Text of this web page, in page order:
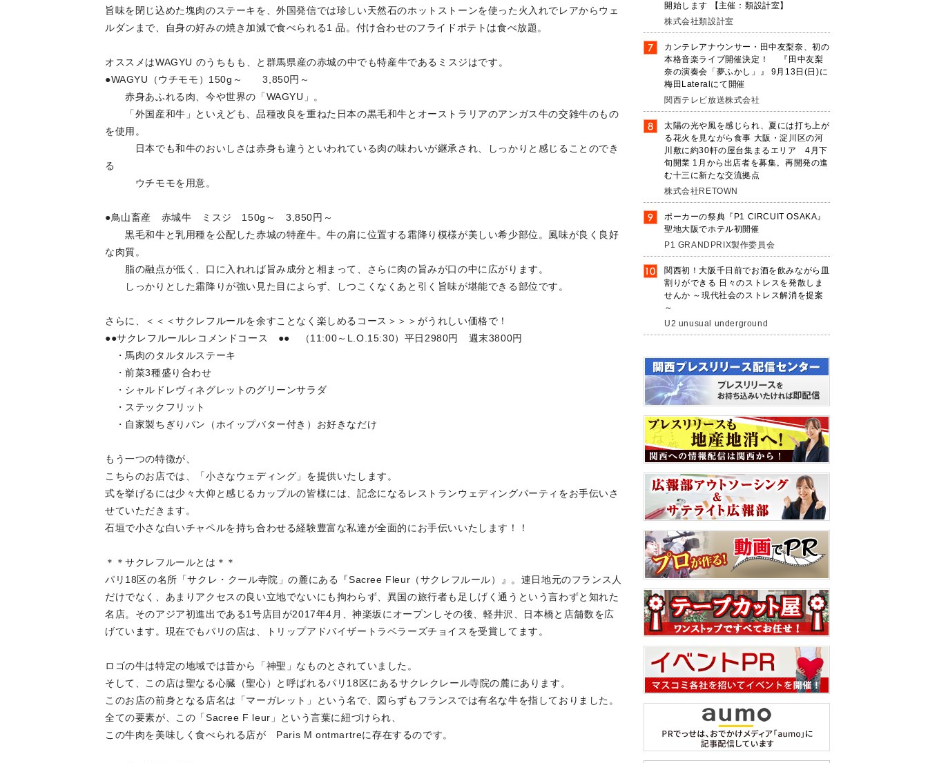
旨味を閉じ込めた塊肉のステーキを、外国発信では珍しい天然石のホットストーンを使った火入れでレアからウェ
ルダンまで、自身の好みの焼き加減で食べられる1 品。付け合わせのフライドポテトは食べ放題。
オススメはWAGYU のうちもも、と群馬県産の赤城の中でも特産牛であるミスジはです。
●WAGYU（ウチモモ）150g～ 3,850円～
赤身あふれる肉、今や世界の「WAGYU」。
「外国産和牛」といえども、品種改良を重ねた日本の黒毛和牛とオーストラリアのアンガス牛の交雑牛のもの
を使用。
日本でも和牛のおいしさは赤身も違うといわれている肉の味わいが継承され、しっかりと感じることのでき
る
ウチモモを用意。
●鳥山畜産 赤城牛 ミスジ 150g～ 3,850円～
黒毛和牛と乳用種を公配した赤城の特産牛。牛の肩に位置する霜降り模様が美しい希少部位。風味が良く良好
な肉質。
脂の融点が低く、口に入れれば旨み成分と相まって、さらに肉の旨みが口の中に広がります。
しっかりとした霜降りが強い見た目によらず、しつこくなくあと引く旨味が堪能できる部位です。
さらに、＜＜＜サクレフルールを余すことなく楽しめるコース＞＞＞がうれしい価格で！
●●サクレフルールレコメンドコース ●● （11:00～L.O.15:30）平日2980円 週末3800円
・馬肉のタルタルステーキ
・前菜3種盛り合わせ
・シャルドレヴィネグレットのグリーンサラダ
・ステックフリット
・自家製ちぎりパン（ホイップバター付き）お好きなだけ
もう一つの特徴が、
こちらのお店では、「小さなウェディング」を提供いたします。
式を挙げるには少々大仰と感じるカップルの皆様には、記念になるレストランウェディングパーティをお手伝いさ
せていただきます。
石垣で小さな白いチャペルを持ち合わせる経験豊富な私達が全面的にお手伝いいたします！！
＊＊サクレフルールとは＊＊
パリ18区の名所「サクレ・クール寺院」の麓にある『Sacree Fleur（サクレフルール）』。連日地元のフランス人
だけでなく、あまりアクセスの良い立地でないにも拘わらず、異国の旅行者も足しげく通うという言わずと知れた
名店。そのアジア初進出である1号店目が2017年4月、神楽坂にオープンしその後、軽井沢、日本橋と店舗数を広
げています。現在でもパリの店は、トリップアドバイザートラベラーズチョイスを受賞してます。
ロゴの牛は特定の地域では昔から「神聖」なものとされていました。
そして、この店は聖なる心臓（聖心）と呼ばれるパリ18区にあるサクレクレール寺院の麓にあります。
このお店の前身となる店名は「マーガレット」という名で、図らずもフランスでは有名な牛を指しておりました。
全ての要素が、この「Sacree F leur」という言葉に紐づけられ、
この牛肉を美味しく食べられる店が Paris M ontmartreに存在するのです。
開始します 【主催：類設計室】
株式会社類設計室
カンテレアナウンサー・田中友梨奈、初の
本格音楽ライブ開催決定！ 『田中友梨
奈の演奏会「夢ふかし」』 9月13日(日)に
梅田Lateralにて開催
関西テレビ放送株式会社
太陽の光や風を感じられ、夏には打ち上が
る花火を見ながら食事 大阪・淀川区の河
川敷に約30軒の屋台集まるエリア 4月下
旬開業 1月から出店者を募集。再開発の進
む十三に新たな交流拠点
株式会社RETOWN
ポーカーの祭典『P1 CIRCUIT OSAKA』
聖地大阪でホテル初開催
P1 GRANDPRIX製作委員会
関西初！大阪千日前でお酒を飲みながら皿
割りができる 日々のストレスを発散しま
せんか ～現代社会のストレス解消を提案
～
U2 unusual underground